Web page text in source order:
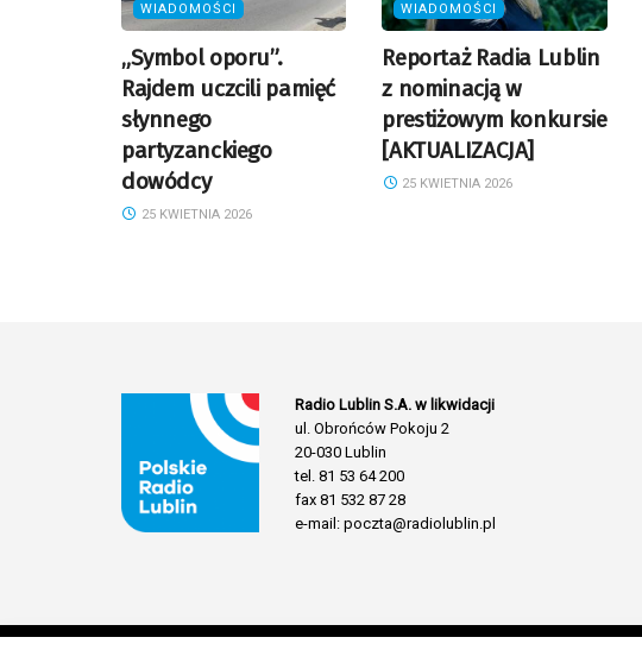
WIADOMOŚCI
„Symbol oporu”.
Rajdem uczcili pamięć
słynnego
partyzanckiego
dowódcy
25 KWIETNIA 2026
WIADOMOŚCI
Reportaż Radia Lublin
z nominacją w
prestiżowym konkursie
[AKTUALIZACJA]
25 KWIETNIA 2026
Radio Lublin S.A. w likwidacji
ul. Obrońców Pokoju 2
20-030 Lublin
tel. 81 53 64 200
fax 81 532 87 28
e-mail: poczta@radiolublin.pl